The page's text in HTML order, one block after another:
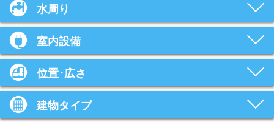
水周り
室内設備
位置･広さ
建物タイプ